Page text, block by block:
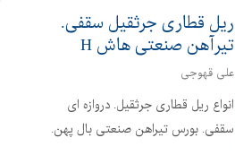
ریل قطاری جرثقیل سقفی.
تیرآهن صنعتی هاش H
علی قهوجی
انواع ریل قطاری جرثقیل. دروازه ای
سقفی. بورس تیراهن صنعتی بال پهن.